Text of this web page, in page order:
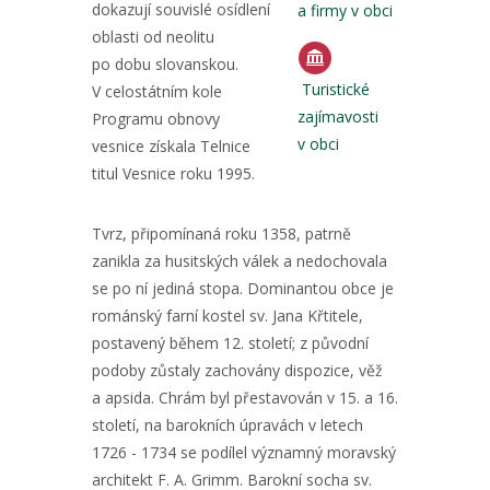
a firmy v obci
Turistické
zajímavosti
v obci
dokazují souvislé osídlení
oblasti od neolitu
po dobu slovanskou.
V celostátním kole
Programu obnovy
vesnice získala Telnice
titul Vesnice roku 1995.
Tvrz, připomínaná roku 1358, patrně
zanikla za husitských válek a nedochovala
se po ní jediná stopa. Dominantou obce je
románský farní kostel sv. Jana Křtitele,
postavený během 12. století; z původní
podoby zůstaly zachovány dispozice, věž
a apsida. Chrám byl přestavován v 15. a 16.
století, na barokních úpravách v letech
1726 - 1734 se podílel významný moravský
architekt F. A. Grimm. Barokní socha sv.